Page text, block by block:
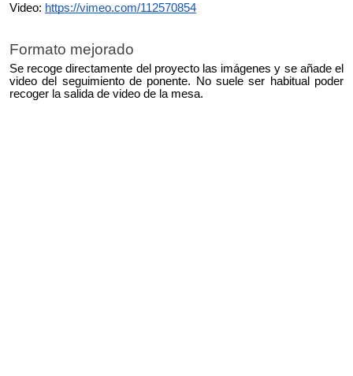
Video: https://vimeo.com/112570854
Formato mejorado
Se recoge directamente del proyecto las imágenes y se añade el
video del seguimiento de ponente. No suele ser habitual poder
recoger la salida de video de la mesa.